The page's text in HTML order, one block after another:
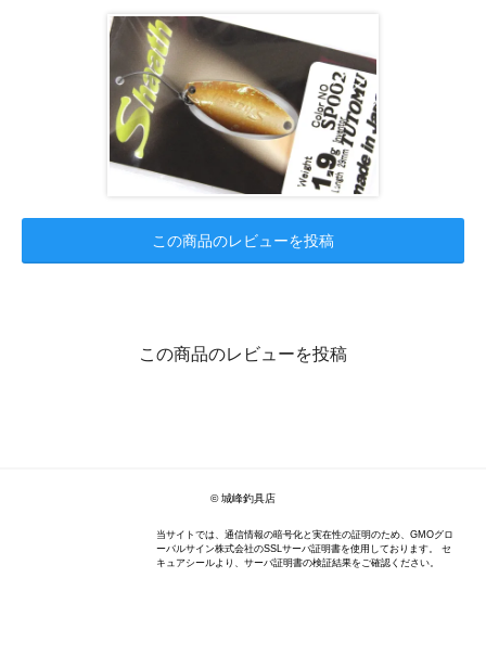
この商品のレビューを投稿
この商品のレビューを投稿
© 城峰釣具店
当サイトでは、通信情報の暗号化と実在性の証明のため、GMOグロ
ーバルサイン株式会社のSSLサーバ証明書を使用しております。 セ
キュアシールより、サーバ証明書の検証結果をご確認ください。